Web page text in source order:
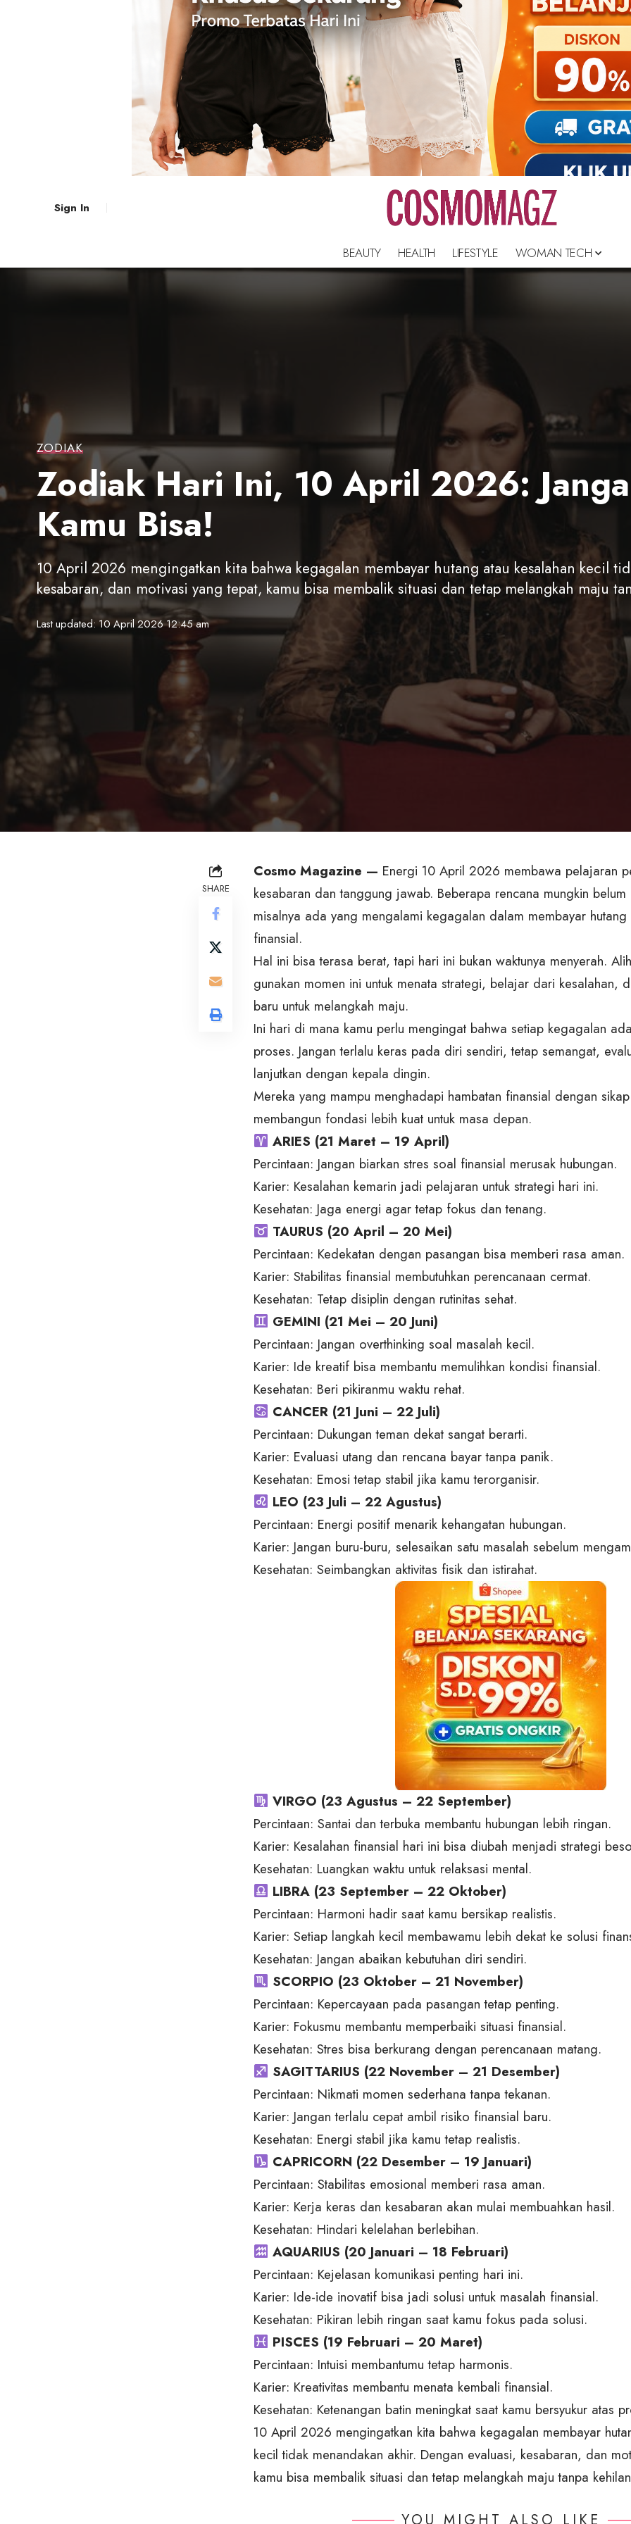
Sign In
BEAUTY HEALTH LIFESTYLE WOMAN TECH
ZODIAK
Zodiak Hari Ini, 10 April 2026:
Kamu Bisa!
10 April 2026 mengingatkan kita bahwa kegagalan membayar hutang atau kesalahan kecil
kesabaran, dan motivasi yang tepat, kamu bisa membalik situasi dan tetap melangkah maju
Last updated: 10 April 2026 12:45 am
SHARE
Cosmo Magazine — Energi 10 April 2026 membawa pelajaran
kesabaran dan tanggung jawab. Beberapa rencana mungkin
misalnya ada yang mengalami kegagalan dalam membayar
finansial.
Hal ini bisa terasa berat, tapi hari ini bukan waktunya menyerah.
gunakan momen ini untuk menata strategi, belajar dari kesalahan,
baru untuk melangkah maju.
Ini hari di mana kamu perlu mengingat bahwa setiap kegagalan
proses. Jangan terlalu keras pada diri sendiri, tetap semangat,
lanjutkan dengan kepala dingin.
Mereka yang mampu menghadapi hambatan finansial dengan
membangun fondasi lebih kuat untuk masa depan.
ARIES (21 Maret – 19 April)
Percintaan: Jangan biarkan stres soal finansial merusak hubungan.
Karier: Kesalahan kemarin jadi pelajaran untuk strategi hari ini.
Kesehatan: Jaga energi agar tetap fokus dan tenang.
TAURUS (20 April – 20 Mei)
Percintaan: Kedekatan dengan pasangan bisa memberi rasa aman.
Karier: Stabilitas finansial membutuhkan perencanaan cermat.
Kesehatan: Tetap disiplin dengan rutinitas sehat.
GEMINI (21 Mei – 20 Juni)
Percintaan: Jangan overthinking soal masalah kecil.
Karier: Ide kreatif bisa membantu memulihkan kondisi finansial.
Kesehatan: Beri pikiranmu waktu rehat.
CANCER (21 Juni – 22 Juli)
Percintaan: Dukungan teman dekat sangat berarti.
Karier: Evaluasi utang dan rencana bayar tanpa panik.
Kesehatan: Emosi tetap stabil jika kamu terorganisir.
LEO (23 Juli – 22 Agustus)
Percintaan: Energi positif menarik kehangatan hubungan.
Karier: Jangan buru-buru, selesaikan satu masalah sebelum
Kesehatan: Seimbangkan aktivitas fisik dan istirahat.
VIRGO (23 Agustus – 22 September)
Percintaan: Santai dan terbuka membantu hubungan lebih ringan.
Karier: Kesalahan finansial hari ini bisa diubah menjadi strategi
Kesehatan: Luangkan waktu untuk relaksasi mental.
LIBRA (23 September – 22 Oktober)
Percintaan: Harmoni hadir saat kamu bersikap realistis.
Karier: Setiap langkah kecil membawamu lebih dekat ke solusi
Kesehatan: Jangan abaikan kebutuhan diri sendiri.
SCORPIO (23 Oktober – 21 November)
Percintaan: Kepercayaan pada pasangan tetap penting.
Karier: Fokusmu membantu memperbaiki situasi finansial.
Kesehatan: Stres bisa berkurang dengan perencanaan matang.
SAGITTARIUS (22 November – 21 Desember)
Percintaan: Nikmati momen sederhana tanpa tekanan.
Karier: Jangan terlalu cepat ambil risiko finansial baru.
Kesehatan: Energi stabil jika kamu tetap realistis.
CAPRICORN (22 Desember – 19 Januari)
Percintaan: Stabilitas emosional memberi rasa aman.
Karier: Kerja keras dan kesabaran akan mulai membuahkan hasil.
Kesehatan: Hindari kelelahan berlebihan.
AQUARIUS (20 Januari – 18 Februari)
Percintaan: Kejelasan komunikasi penting hari ini.
Karier: Ide-ide inovatif bisa jadi solusi untuk masalah finansial.
Kesehatan: Pikiran lebih ringan saat kamu fokus pada solusi.
PISCES (19 Februari – 20 Maret)
Percintaan: Intuisi membantumu tetap harmonis.
Karier: Kreativitas membantu menata kembali finansial.
Kesehatan: Ketenangan batin meningkat saat kamu bersyukur atas
10 April 2026 mengingatkan kita bahwa kegagalan membayar
kecil tidak menandakan akhir. Dengan evaluasi, kesabaran, dan
kamu bisa membalik situasi dan tetap melangkah maju tanpa